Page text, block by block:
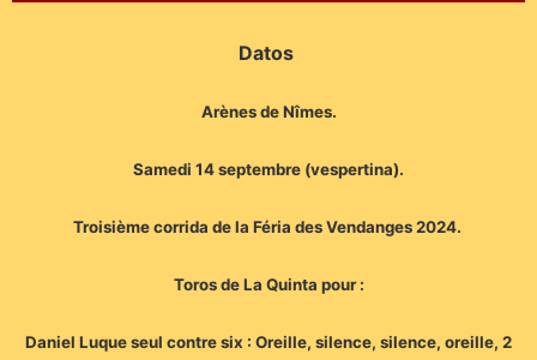
Datos
Arènes de Nîmes.
Samedi 14 septembre (vespertina).
Troisième corrida de la Féria des Vendanges 2024.
Toros de La Quinta pour :
Daniel Luque seul contre six : Oreille, silence, silence, oreille, 2